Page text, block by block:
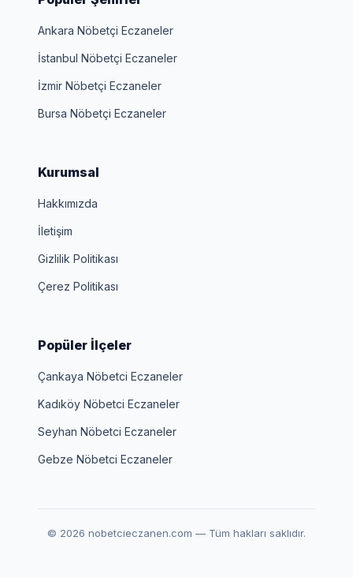
Ankara Nöbetçi Eczaneler
İstanbul Nöbetçi Eczaneler
İzmir Nöbetçi Eczaneler
Bursa Nöbetçi Eczaneler
Kurumsal
Hakkımızda
İletişim
Gizlilik Politikası
Çerez Politikası
Popüler İlçeler
Çankaya Nöbetci Eczaneler
Kadıköy Nöbetci Eczaneler
Seyhan Nöbetci Eczaneler
Gebze Nöbetci Eczaneler
© 2026 nobetcieczanen.com — Tüm hakları saklıdır.